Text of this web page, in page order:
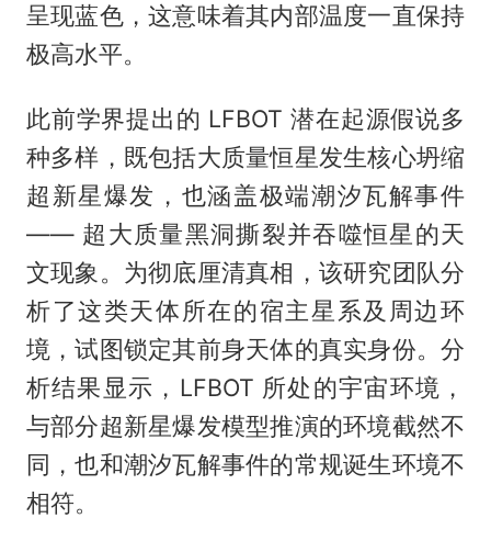
呈现蓝色，这意味着其内部温度一直保持
极高水平。
此前学界提出的 LFBOT 潜在起源假说多
种多样，既包括大质量恒星发生核心坍缩
超新星爆发，也涵盖极端潮汐瓦解事件
—— 超大质量黑洞撕裂并吞噬恒星的天
文现象。为彻底厘清真相，该研究团队分
析了这类天体所在的宿主星系及周边环
境，试图锁定其前身天体的真实身份。分
析结果显示，LFBOT 所处的宇宙环境，
与部分超新星爆发模型推演的环境截然不
同，也和潮汐瓦解事件的常规诞生环境不
相符。